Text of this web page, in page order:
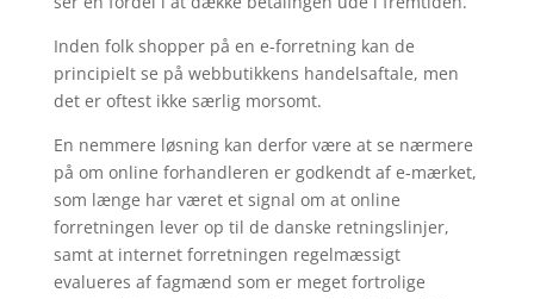
Inden folk shopper på en e-forretning kan de
principielt se på webbutikkens handelsaftale, men
det er oftest ikke særlig morsomt.
En nemmere løsning kan derfor være at se nærmere
på om online forhandleren er godkendt af e-mærket,
som længe har været et signal om at online
forretningen lever op til de danske retningslinjer,
samt at internet forretningen regelmæssigt
evalueres af fagmænd som er meget fortrolige